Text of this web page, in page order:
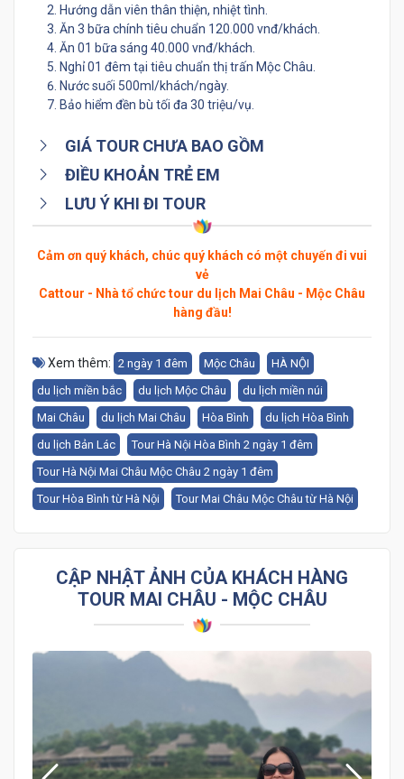
Hướng dẫn viên thân thiện, nhiệt tình.
Ăn 3 bữa chính tiêu chuẩn 120.000 vnđ/khách.
Ăn 01 bữa sáng 40.000 vnđ/khách.
Nghỉ 01 đêm tại tiêu chuẩn thị trấn Mộc Châu.
Nước suối 500ml/khách/ngày.
Bảo hiểm đền bù tối đa 30 triệu/vụ.
GIÁ TOUR CHƯA BAO GỒM
ĐIỀU KHOẢN TRẺ EM
LƯU Ý KHI ĐI TOUR
Cảm ơn quý khách, chúc quý khách có một chuyến đi vui
vẻ
Cattour - Nhà tổ chức tour du lịch Mai Châu - Mộc Châu
hàng đầu!
Xem thêm: 2 ngày 1 đêm Mộc Châu
HÀ NỘI
du lịch miền bắc
du lịch Mộc Châu
du lịch miền núi
Mai Châu
du lịch Mai Châu Hòa Bình
du lịch Hòa Bình
du lịch Bản Lác
Tour Hà Nội Hòa Bình 2 ngày 1 đêm
Tour Hà Nội Mai Châu Mộc Châu 2 ngày 1 đêm
Tour Hòa Bình từ Hà Nội
Tour Mai Châu Mộc Châu từ Hà Nội
CẬP NHẬT ẢNH CỦA KHÁCH HÀNG
TOUR MAI CHÂU - MỘC CHÂU